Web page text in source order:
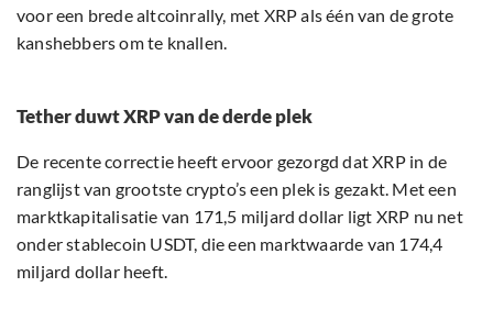
voor een brede altcoinrally, met XRP als één van de grote
kanshebbers om te knallen.
Tether duwt XRP van de derde plek
De recente correctie heeft ervoor gezorgd dat XRP in de
ranglijst van grootste crypto’s een plek is gezakt. Met een
marktkapitalisatie van 171,5 miljard dollar ligt XRP nu net
onder stablecoin USDT, die een marktwaarde van 174,4
miljard dollar heeft.